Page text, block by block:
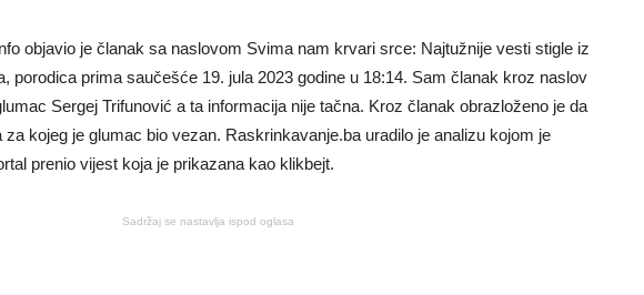
objavio je članak sa naslovom Svima nam krvari srce: Najtužnije vesti stigle iz
porodica prima saučešće 19. jula 2023 godine u 18:14. Sam članak kroz naslov
Sergej Trifunović a ta informacija nije tačna. Kroz članak obrazloženo je da
kojeg je glumac bio vezan. Raskrinkavanje.ba uradilo je analizu kojom je
prenio vijest koja je prikazana kao klikbejt.
Sadržaj se nastavlja ispod oglasa